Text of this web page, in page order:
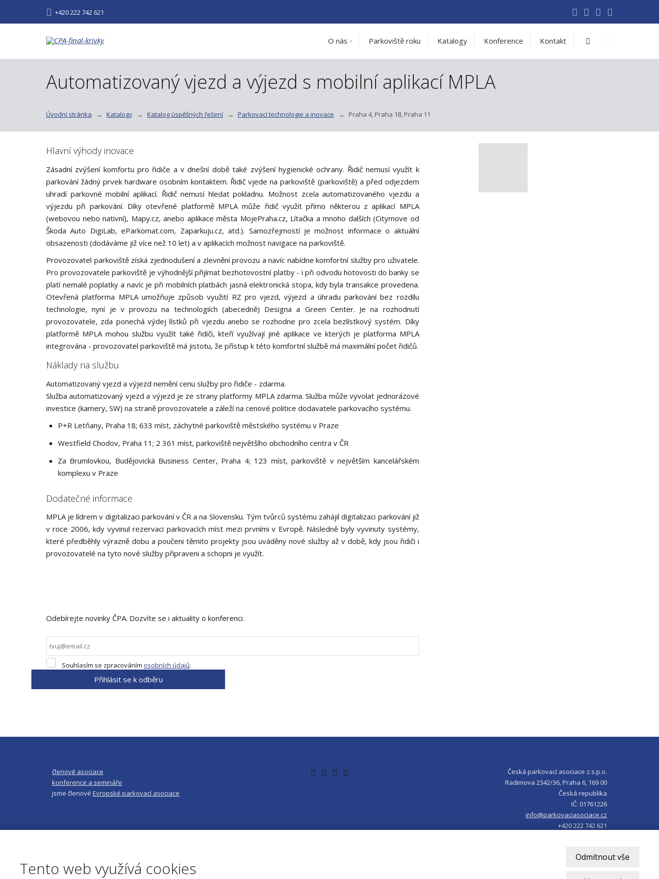
+420 222 742 621
O nás Parkoviště roku Katalogy Konference Kontakt
Automatizovaný vjezd a výjezd s mobilní aplikací MPLA
Úvodní stránka Katalogy Katalog úspěšných řešení Parkovací technologie a inovace Praha 4, Praha 18, Praha 11
Hlavní výhody inovace
Zásadní zvýšení komfortu pro řidiče a v dnešní době také zvýšení hygienické ochrany. Řidič nemusí využít k
parkování žádný prvek hardware osobním kontaktem. Řidič vjede na parkoviště (parkoviště) a před odjezdem
uhradí parkovné mobilní aplikací. Řidič nemusí hledat pokladnu. Možnost zcela automatizovaného vjezdu a
výjezdu při parkování. Díky otevřené platformě MPLA může řidič využít přímo některou z aplikací MPLA
(webovou nebo nativní), Mapy.cz, anebo aplikace města MojePraha.cz, Lítačka a mnoho dalších (Citymove od
Škoda Auto DigiLab, eParkomat.com, Zaparkuju.cz, atd.). Samozřejmostí je možnost informace o aktuální
obsazenosti (dodáváme již více než 10 let) a v aplikacích možnost navigace na parkoviště.
Provozovatel parkoviště získá zjednodušení a zlevnění provozu a navíc nabídne komfortní služby pro uživatele.
Pro provozovatele parkoviště je výhodnější přijímat bezhotovostní platby - i při odvodu hotovosti do banky se
platí nemalé poplatky a navíc je při mobilních platbách jasná elektronická stopa, kdy byla transakce provedena.
Otevřená platforma MPLA umožňuje způsob využití RZ pro vjezd, výjezd a úhradu parkování bez rozdílu
technologie, nyní je v provozu na technologiích (abecedně) Designa a Green Center. Je na rozhodnutí
provozovatele, zda ponechá výdej lístků při vjezdu anebo se rozhodne pro zcela bezlístkový systém. Díky
platformě MPLA mohou službu využít také řidiči, kteří využívají jiné aplikace ve kterých je platforma MPLA
integrována - provozovatel parkoviště má jistotu, že přístup k této komfortní službě má maximální počet řidičů.
Náklady na službu
Automatizovaný vjezd a výjezd nemění cenu služby pro řidiče - zdarma.
Služba automatizovaný vjezd a výjezd je ze strany platformy MPLA zdarma. Služba může vyvolat jednorázové
investice (kamery, SW) na straně provozovatele a záleží na cenové politice dodavatele parkovacího systému.
P+R Letňany, Praha 18; 633 míst, záchytné parkoviště městského systému v Praze
Westfield Chodov, Praha 11; 2 361 míst, parkoviště největšího obchodního centra v ČR
Za Brumlovkou, Budějovická Business Center, Praha 4; 123 míst, parkoviště v největším kancelářském
komplexu v Praze
Dodatečné informace
MPLA je lídrem v digitalizaci parkování v ČR a na Slovensku. Tým tvůrců systému zahájil digitalizaci parkování již
v roce 2006, kdy vyvinul rezervaci parkovacích míst mezi prvními v Evropě. Následně byly vyvinuty systémy,
které předběhly výrazně dobu a poučeni těmito projekty jsou uváděny nové služby až v době, kdy jsou řidiči i
provozovatelé na tyto nové služby připraveni a schopni je využít.
Odebírejte novinky ČPA. Dozvíte se i aktuality o konferenci.
Souhlasím
se
osobních
Souhlasím se zpracováním osobních údajů.
Přihlásit se k odběru
členové asociace
konference a semináře
jsme členové Evropské parkovací asociace
Česká parkovací asociace z.s.p.o.
Radimova 2342/36, Praha 6, 169 00
Česká republika
IČ: 01761226
info@parkovaciasociace.cz
+420 222 742 621
Tento web využívá cookies
Odmítnout vše